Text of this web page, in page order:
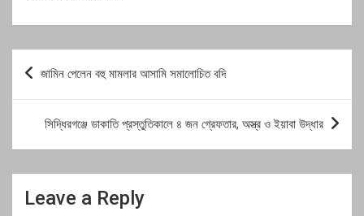
Post
navigation
জামিন পেলেন বহু মামলার আসামি সমালোচিত বদি
সিদ্ধিরগঞ্জে ডাকাতি প্রস্তুতিকালে ৪ জন গ্রেফতার, অস্ত্র ও ইয়াবা উদ্ধার
Leave a Reply